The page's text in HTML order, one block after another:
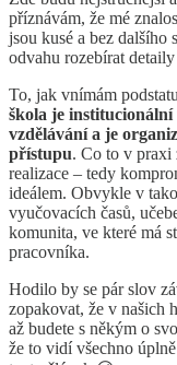
příznávám, že mé
jsou kusé a bez dalšího
odvahu rozebírat
To, jak vnímám
škola je
vzdělávání a je
přístupu. Co to v praxi
realizace – tedy
ideálem. Obvykle v
vyučovacích časů,
komunita, ve které má
pracovníka.
Hodilo by se pár slov
zopakovat, že v našich
až budete s někým o
že to vidí všechno